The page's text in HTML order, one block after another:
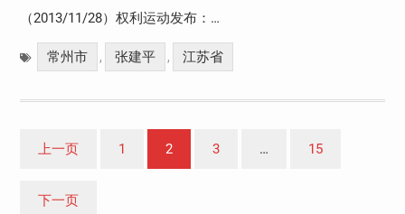
（2013/11/28）权利运动发布：…
常州市 , 张建平 , 江苏省
上一页 1 2 3 … 15
下一页